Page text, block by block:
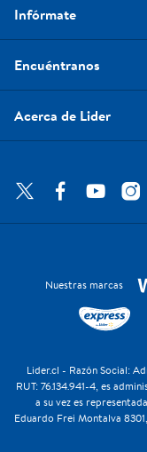
Infórmate
Encuéntranos
Acerca de Lider
Nuestras marcas
Lider.cl - Razón Social:
RUT: 76.134.941-4, es
a su vez es
Eduardo Frei Montalva